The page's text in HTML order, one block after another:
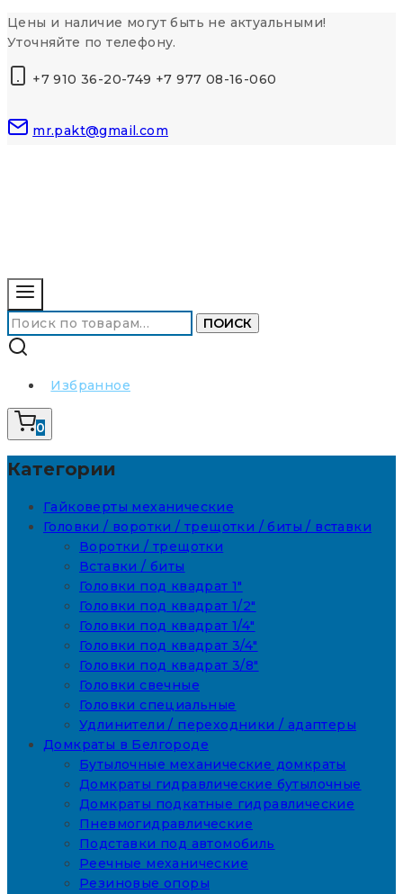
Перейти
к
Цены и наличие могут быть не актуальными!
Уточняйте по телефону.
+7 910 36-20-749 +7 977 08-16-060
mr.pakt@gmail.com
Искать: ПОИСК
Избранное
0
Категории
Гайковерты механические
Головки / воротки / трещотки / биты / вставки
Воротки / трещотки
Вставки / биты
Головки под квадрат 1"
Головки под квадрат 1/2"
Головки под квадрат 1/4"
Головки под квадрат 3/4"
Головки под квадрат 3/8"
Головки свечные
Головки специальные
Удлинители / переходники / адаптеры
Домкраты в Белгороде
Бутылочные механические домкраты
Домкраты гидравлические бутылочные
Домкраты подкатные гидравлические
Пневмогидравлические
Подставки под автомобиль
Реечные механические
Резиновые опоры